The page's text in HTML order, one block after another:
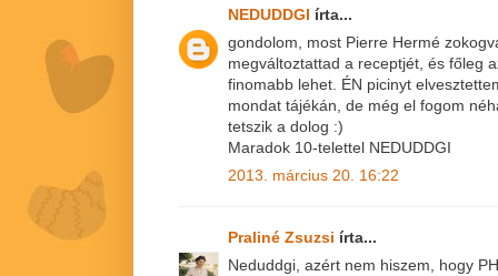
NEDUDDGI írta...
gondolom, most Pierre Hermé
megváltoztattad a receptjét, és főleg
finomabb lehet. ÉN picinyt
mondat tájékán, de még el fogom
tetszik a dolog :)
Maradok 10-telettel NEDUDDGI
2013. március 20. 16:22
Praliné Zsuzsi írta...
Neduddgi, azért nem hiszem, hogy